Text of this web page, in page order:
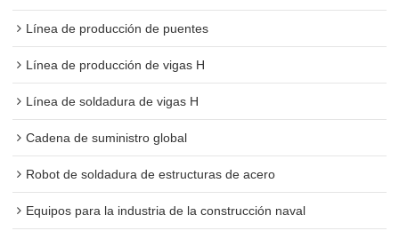
Línea de producción de puentes
Línea de producción de vigas H
Línea de soldadura de vigas H
Cadena de suministro global
Robot de soldadura de estructuras de acero
Equipos para la industria de la construcción naval